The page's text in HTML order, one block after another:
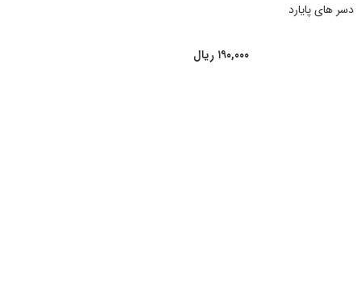
دسر های پایارد
۱۹۰,۰۰۰ ریال